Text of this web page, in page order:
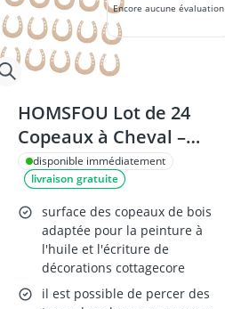
Encore aucune évaluation
HOMSFOU Lot de 24
Copeaux à Cheval –
Bricolage et
Décoration de Fête –
Matériel Éducatif
disponible immédiatement
livraison gratuite
surface des copeaux de bois
adaptée pour la peinture à
l'huile et l'écriture de
décorations cottagecore
il est possible de percer des